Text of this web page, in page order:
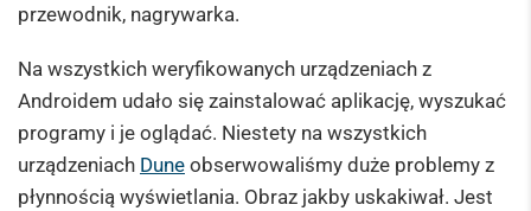
przewodnik, nagrywarka.
Na wszystkich weryfikowanych urządzeniach z
Androidem udało się zainstalować aplikację, wyszukać
programy i je oglądać. Niestety na wszystkich
urządzeniach Dune obserwowaliśmy duże problemy z
płynnością wyświetlania. Obraz jakby uskakiwał. Jest